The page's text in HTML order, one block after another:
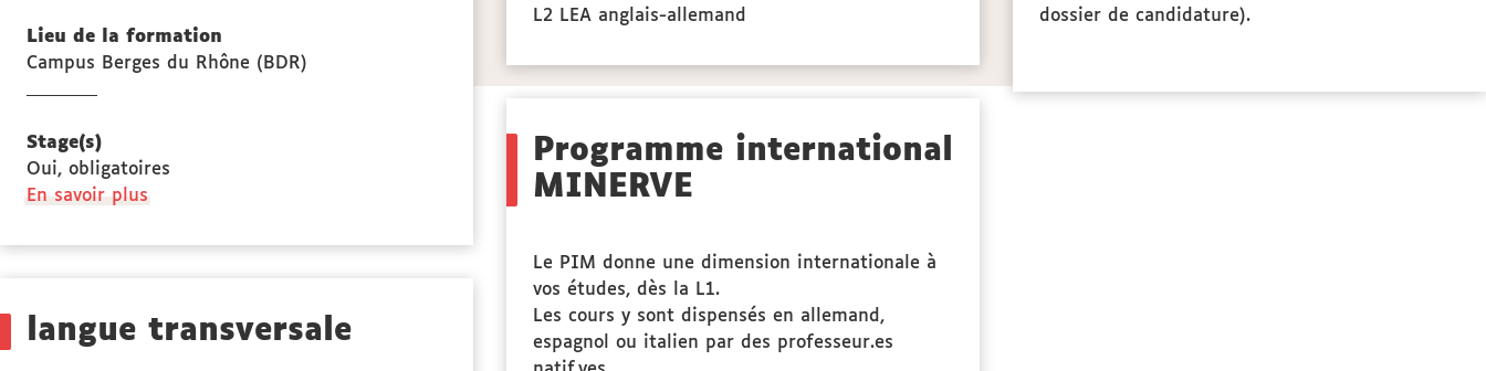
Lieu de la formation
Campus Berges du Rhône (BDR)
Stage(s)
Oui, obligatoires
En savoir plus
des
langue transversale
L2 LEA anglais-allemand
Programme international
MINERVE
Le PIM donne une dimension internationale à
vos études, dès la L1.
Les cours y sont dispensés en allemand,
espagnol ou italien par des professeur.es
dossier de candidature).